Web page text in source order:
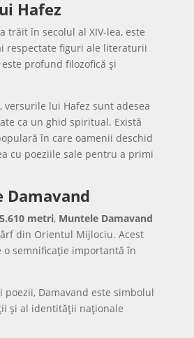
Hafez
trăit în secolul al XIV-lea, este
respectate figuri ale literaturii
profund filozofică și
lui Hafez sunt adesea
ca un ghid spiritual. Există
în care oamenii deschid
cu poeziile sale pentru a primi
Damavand
5.610 metri, Muntele Damavand
din Orientul Mijlociu. Acest
o semnificație importantă în
poezii, Damavand este simbolul
și al identității naționale